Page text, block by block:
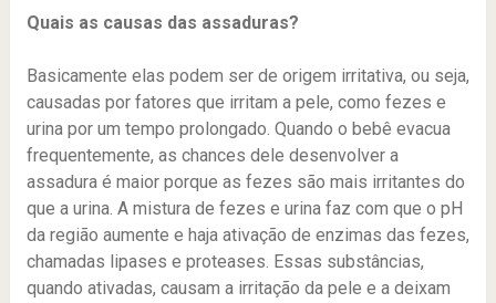
Quais as causas das assaduras?
Basicamente elas podem ser de origem irritativa, ou seja,
causadas por fatores que irritam a pele, como fezes e
urina por um tempo prolongado. Quando o bebê evacua
frequentemente, as chances dele desenvolver a
assadura é maior porque as fezes são mais irritantes do
que a urina. A mistura de fezes e urina faz com que o pH
da região aumente e haja ativação de enzimas das fezes,
chamadas lipases e proteases. Essas substâncias,
quando ativadas, causam a irritação da pele e a deixam